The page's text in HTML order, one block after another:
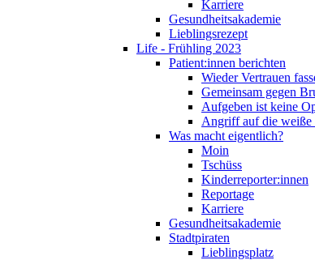
Karriere
Gesundheitsakademie
Lieblingsrezept
Life - Frühling 2023
Patient:innen berichten
Wieder Vertrauen
Gemeinsam gegen
Aufgeben ist keine
Angriff auf die weiße
Was macht eigentlich?
Moin
Tschüss
Kinderreporter:innen
Reportage
Karriere
Gesundheitsakademie
Stadtpiraten
Lieblingsplatz